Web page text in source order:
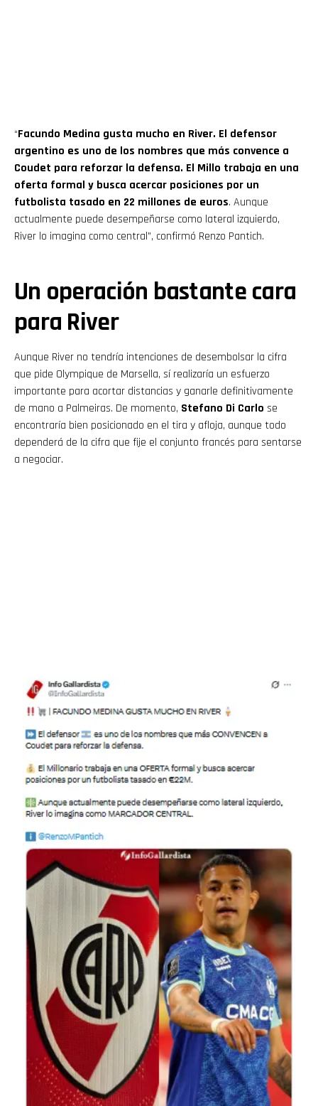
“Facundo Medina gusta mucho en River. El defensor
argentino es uno de los nombres que más convence a
Coudet para reforzar la defensa. El Millo trabaja en una
oferta formal y busca acercar posiciones por un
futbolista tasado en 22 millones de euros. Aunque
actualmente puede desempeñarse como lateral izquierdo,
River lo imagina como central”, confirmó Renzo Pantich.
Un operación bastante cara
para River
Aunque River no tendría intenciones de desembolsar la cifra
que pide Olympique de Marsella, sí realizaría un esfuerzo
importante para acortar distancias y ganarle definitivamente
de mano a Palmeiras. De momento, Stefano Di Carlo se
encontraría bien posicionado en el tira y afloja, aunque todo
dependerá de la cifra que fije el conjunto francés para sentarse
a negociar.